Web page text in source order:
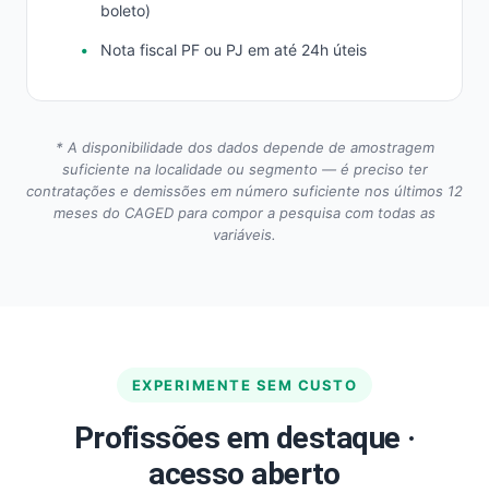
boleto)
Nota fiscal PF ou PJ em até 24h úteis
* A disponibilidade dos dados depende de amostragem
suficiente na localidade ou segmento — é preciso ter
contratações e demissões em número suficiente nos últimos 12
meses do CAGED para compor a pesquisa com todas as
variáveis.
EXPERIMENTE SEM CUSTO
Profissões em destaque ·
acesso aberto